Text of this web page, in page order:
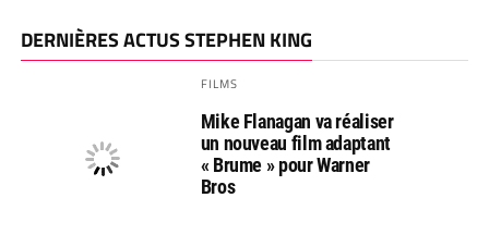
DERNIÈRES ACTUS STEPHEN KING
FILMS
Mike Flanagan va réaliser
un nouveau film adaptant
« Brume » pour Warner
Bros